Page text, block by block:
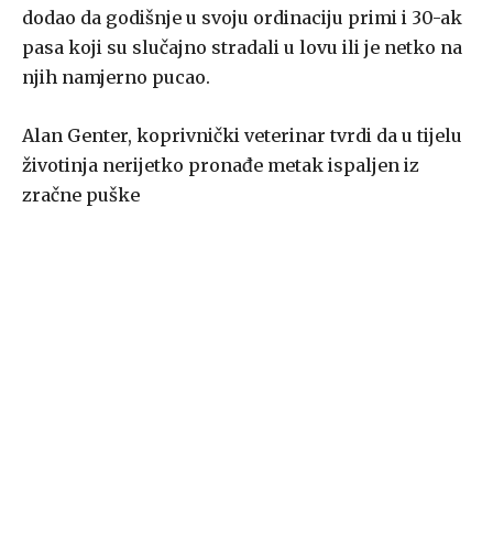
dodao da godišnje u svoju ordinaciju primi i 30-ak
pasa koji su slučajno stradali u lovu ili je netko na
njih namjerno pucao.
Alan Genter, koprivnički veterinar tvrdi da u tijelu
životinja nerijetko pronađe metak ispaljen iz
zračne puške